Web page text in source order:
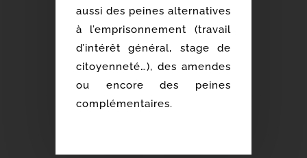
aussi des peines alternatives
à l’emprisonnement (travail
d’intérêt général, stage de
citoyenneté…), des amendes
ou encore des peines
complémentaires.